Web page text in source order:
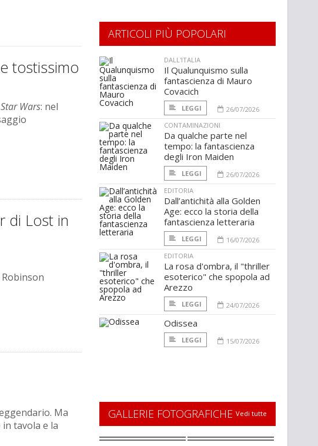
tostissimo
Star Wars: nel
di Lost in
Ma
tavola e la
ARTICOLI PIÙ POPOLARI
DALL'ITALIA
Il Qualunquismo sulla
fantascienza di Mauro
Covacich
LEGGI
26/07/2026
CONTAMINAZIONI
Da qualche parte nel
tempo: la fantascienza
degli Iron Maiden
LEGGI
26/07/2026
EDITORIA
Dall’antichità alla Golden
Age: ecco la storia della
fantascienza letteraria
LEGGI
16/07/2026
EDITORIA
La rosa d'ombra, il "thriller
esoterico" che spopola ad
Arezzo
LEGGI 24/07/2026
Odissea
LEGGI 15/07/2026
GALLERIE FOTOGRAFICHE Vedi tutte